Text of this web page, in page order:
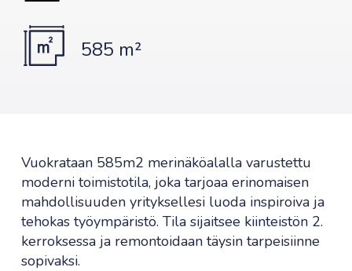
585 m²
Vuokrataan 585m2 merinäköalalla varustettu
moderni toimistotila, joka tarjoaa erinomaisen
mahdollisuuden yrityksellesi luoda inspiroiva ja
tehokas työympäristö. Tila sijaitsee kiinteistön 2.
kerroksessa ja remontoidaan täysin tarpeisiinne
sopivaksi.